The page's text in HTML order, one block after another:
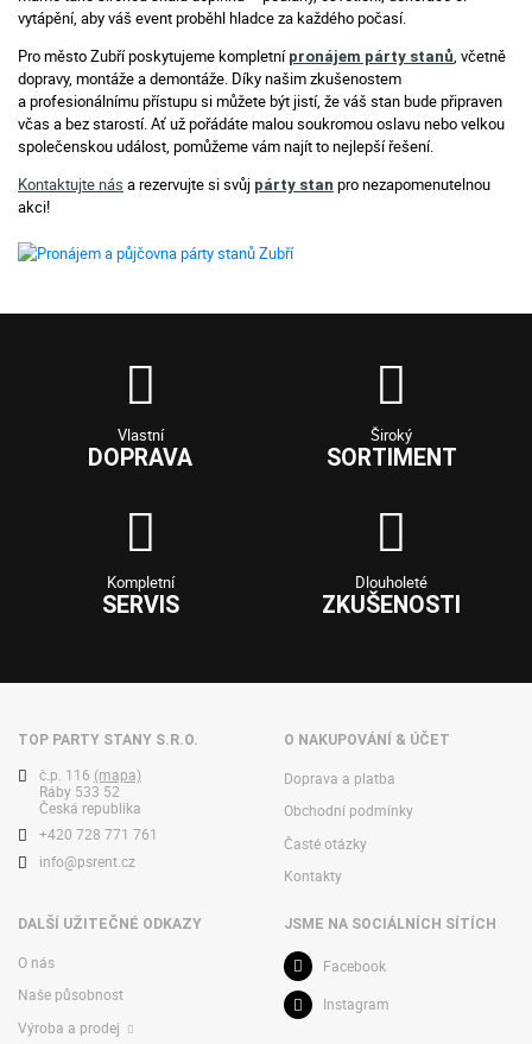
vytápění, aby váš event proběhl hladce za každého počasí.
Pro město Zubří poskytujeme kompletní pronájem párty stanů, včetně
dopravy, montáže a demontáže. Díky našim zkušenostem
a profesionálnímu přístupu si můžete být jistí, že váš stan bude připraven
včas a bez starostí. Ať už pořádáte malou soukromou oslavu nebo velkou
společenskou událost, pomůžeme vám najít to nejlepší řešení.
Kontaktujte nás a rezervujte si svůj párty stan pro nezapomenutelnou
akci!
Vlastní
DOPRAVA
Široký
SORTIMENT
Kompletní
SERVIS
Dlouholeté
ZKUŠENOSTI
TOP PARTY STANY S.R.O.
č.p. 116 (mapa)
Ráby 533 52
Česká republika
+420 728 771 761
info@psrent.cz
O NAKUPOVÁNÍ & ÚČET
Doprava a platba
Obchodní podmínky
Časté otázky
Kontakty
DALŠÍ UŽITEČNÉ ODKAZY
O nás
Naše působnost
Výroba a prodej
JSME NA SOCIÁLNÍCH SÍTÍCH
Facebook
Instagram